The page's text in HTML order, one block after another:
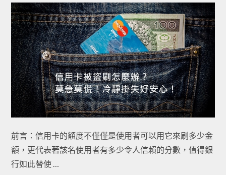
前言：信用卡的額度不僅僅是使用者可以用它來刷多少金
額，更代表著該名使用者有多少令人信賴的分數，值得銀
行如此替使 …